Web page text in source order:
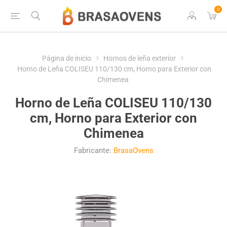
0
Página de inicio
Hornos de leña exterior
Horno de Leña COLISEU 110/130 cm, Horno para Exterior con
Chimenea
Horno de Leña COLISEU 110/130
cm, Horno para Exterior con
Chimenea
Fabricante: BrasaOvens